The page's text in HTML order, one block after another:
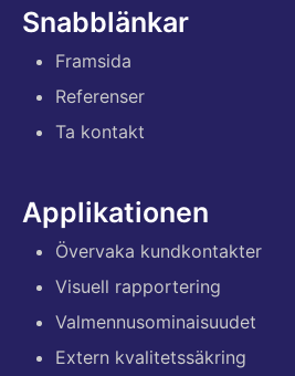
Snabblänkar
Framsida
Referenser
Ta kontakt
Applikationen
Övervaka kundkontakter
Visuell rapportering
Valmennusominaisuudet
Extern kvalitetssäkring